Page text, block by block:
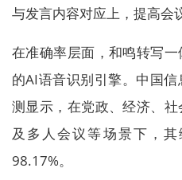
与发言内容对应上，提高会
在准确率层面，和鸣转写
的AI语音识别引擎。中国
测显示，在党政、经济、
及多人会议等场景下，
98.17%。